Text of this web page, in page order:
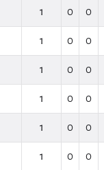
1 0 0
1 0 0
1 0 0
1 0 0
1 0 0
1 0 0